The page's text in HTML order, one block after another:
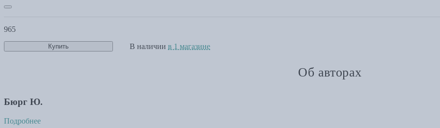
965
Купить В наличии в 1 магазине
Об авторах
Бюрг Ю.
Подробнее